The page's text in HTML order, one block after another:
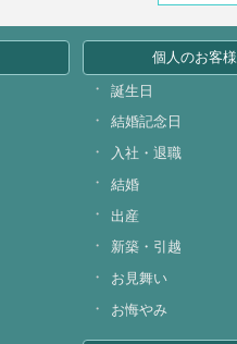
個人のお客様
誕生日
結婚記念日
入社・退職
結婚
出産
新築・引越
お見舞い
お悔やみ